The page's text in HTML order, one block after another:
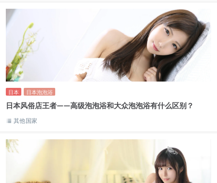
日本 日本泡泡浴
日本风俗店王者——高级泡泡浴和大众泡泡浴有什么区别？
其他国家